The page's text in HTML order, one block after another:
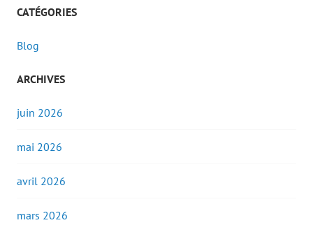
CATÉGORIES
Blog
ARCHIVES
juin 2026
mai 2026
avril 2026
mars 2026